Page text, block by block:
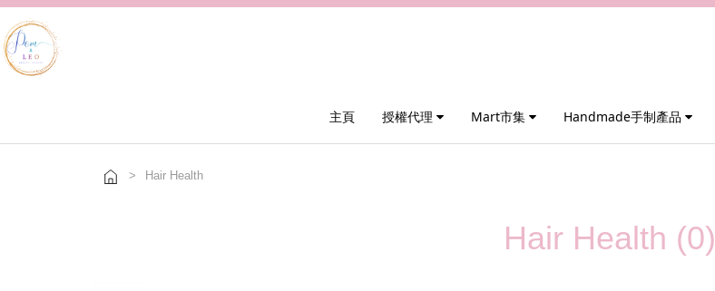
主頁 授權代理 Mart市集 Handmade手制產品
> Hair Health
Hair Health (0)